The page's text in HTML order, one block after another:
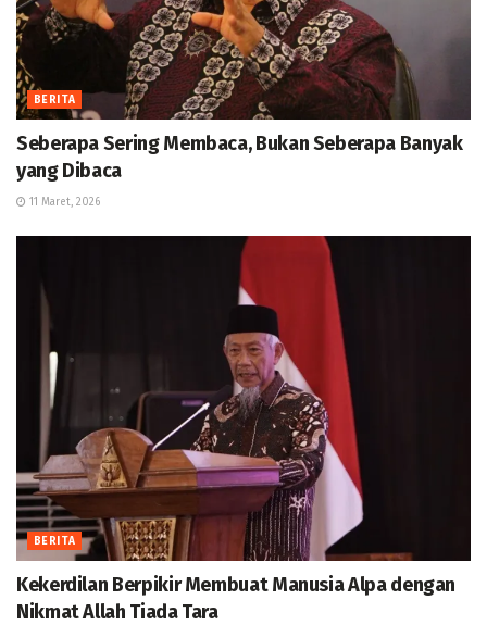
BERITA
Seberapa Sering Membaca, Bukan Seberapa Banyak
yang Dibaca
11 Maret, 2026
BERITA
Kekerdilan Berpikir Membuat Manusia Alpa dengan
Nikmat Allah Tiada Tara